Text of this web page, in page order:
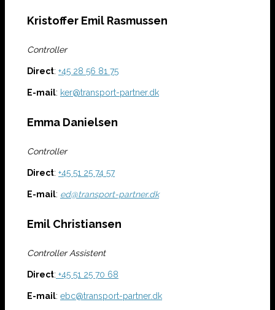
Kristoffer Emil Rasmussen
Controller
Direct: +45 28 56 81 75
E-mail: ker@transport-partner.dk
Emma Danielsen
Controller
Direct: +45 51 25 74 57
E-mail: ed@transport-partner.dk
Emil Christiansen
Controller Assistent
Direct: +45 51 25 70 68
E-mail: ebc@transport-partner.dk